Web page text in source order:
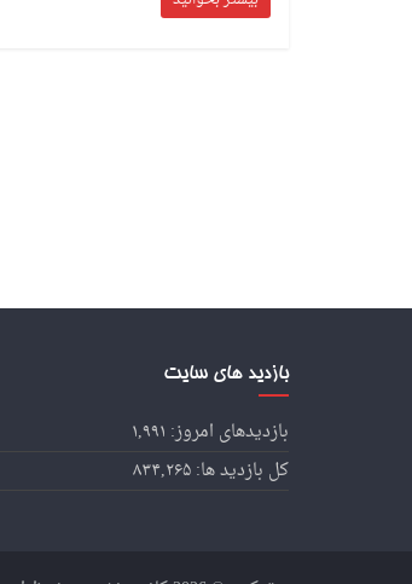
بازدید های سایت
بازدیدهای امروز: ۱,۹۹۱
کل بازدید ها:۸۳۴,۲۶۵